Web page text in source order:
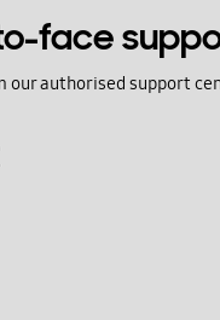
face
our authorised support